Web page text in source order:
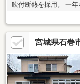
吹付断熱を採用。 一
ランのお家。 外部の
自由自在♪■ 将来を見
将来お子様が巣立った
階は2部屋に間仕切る
とも可能♪■ 子育て世
設が多数点在。 小児
がいるご家庭にも安
宮城県石巻